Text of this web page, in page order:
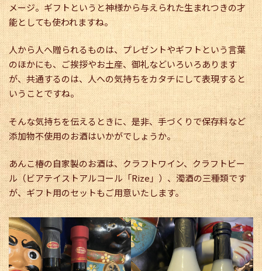
メージ。ギフトというと神様から与えられた生まれつきの才
能としても使われますね。
人から人へ贈られるものは、プレゼントやギフトという言葉
のほかにも、ご挨拶やお土産、御礼などいろいろあります
が、共通するのは、人への気持ちをカタチにして表現すると
いうことですね。
そんな気持ちを伝えるときに、是非、手づくりで保存料など
添加物不使用のお酒はいかがでしょうか。
あんこ椿の自家製のお酒は、クラフトワイン、クラフトビー
ル（ビアテイストアルコール「Rize」）、濁酒の三種類です
が、ギフト用のセットもご用意いたします。